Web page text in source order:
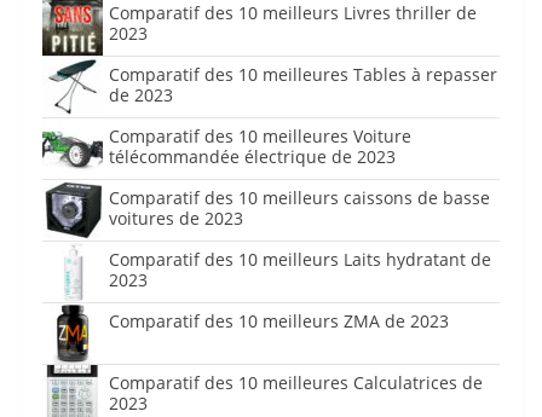
Comparatif des 10 meilleurs Livres thriller de
2023
Comparatif des 10 meilleures Tables à repasser
de 2023
Comparatif des 10 meilleures Voiture
télécommandée électrique de 2023
Comparatif des 10 meilleurs caissons de basse
voitures de 2023
Comparatif des 10 meilleurs Laits hydratant de
2023
Comparatif des 10 meilleurs ZMA de 2023
Comparatif des 10 meilleures Calculatrices de
2023